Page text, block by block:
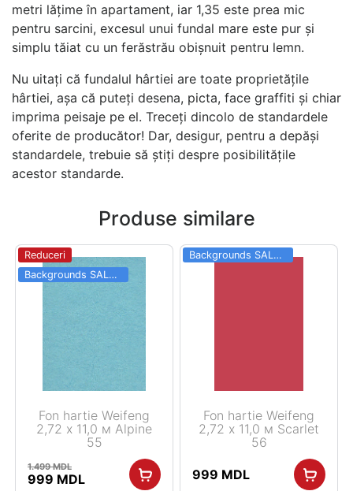
metri lățime în apartament, iar 1,35 este prea mic
pentru sarcini, excesul unui fundal mare este pur și
simplu tăiat cu un ferăstrău obișnuit pentru lemn.
Nu uitați că fundalul hârtiei are toate proprietățile
hârtiei, așa că puteți desena, picta, face graffiti și chiar
imprima peisaje pe el. Treceți dincolo de standardele
oferite de producător! Dar, desigur, pentru a depăși
standardele, trebuie să știți despre posibilitățile
acestor standarde.
Produse similare
Reduceri
Backgrounds SALE 03.06 - 31.08
Fon hartie Weifeng
2,72 х 11,0 м Alpine
55
1.499MDL
Prețul
999 MDLPrețul
Backgrounds SALE 03.06 - 31.08
Fon hartie Weifeng
2,72 х 11,0 м Scarlet
56
999 MDL